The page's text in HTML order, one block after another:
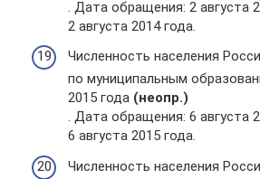
. Дата обращения: 2 августа
2 августа 2014 года.
Численность населения
по муниципальным
2015 года (неопр.)
. Дата обращения: 6 августа
6 августа 2015 года.
Численность населения